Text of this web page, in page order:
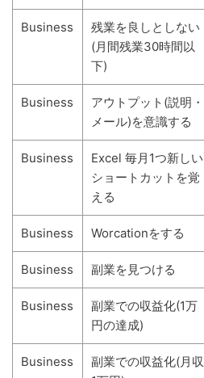
Business
残業を良しとしない
(月間残業30時間以
下)
Business
アウトプット(説明・
メール)を意識する
Business
Excel 毎月1つ新しい
ショートカットを覚
える
Business Worcationをする
Business 副業を見つける
Business
副業での収益化(1万
円の達成)
Business
副業での収益化(月収